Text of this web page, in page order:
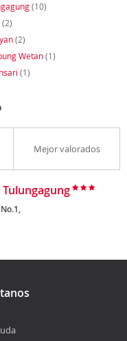
(10)
(2)
(2)
Wetan(1)
(1)
Mejor valorados